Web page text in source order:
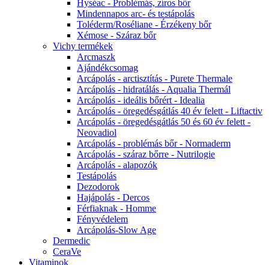
Hyséac - Problémás, zíros bőr
Mindennapos arc- és testápolás
Toléderm/Roséliane - Érzékeny bőr
Xémose - Száraz bőr
Vichy termékek
Arcmaszk
Ajándékcsomag
Arcápolás - arctisztítás - Purete Thermale
Arcápolás - hidratálás - Aqualia Thermál
Arcápolás - ideális bőrért - Idealia
Arcápolás - öregedésgátlás 40 év felett - Liftactiv
Arcápolás - öregedésgátlás 50 és 60 év felett -
Neovadiol
Arcápolás - problémás bőr - Normaderm
Arcápolás - száraz bőrre - Nutrilogie
Arcápolás - alapozók
Testápolás
Dezodorok
Hajápolás - Dercos
Férfiaknak - Homme
Fényvédelem
Arcápolás-Slow Age
Dermedic
CeraVe
Vitaminok